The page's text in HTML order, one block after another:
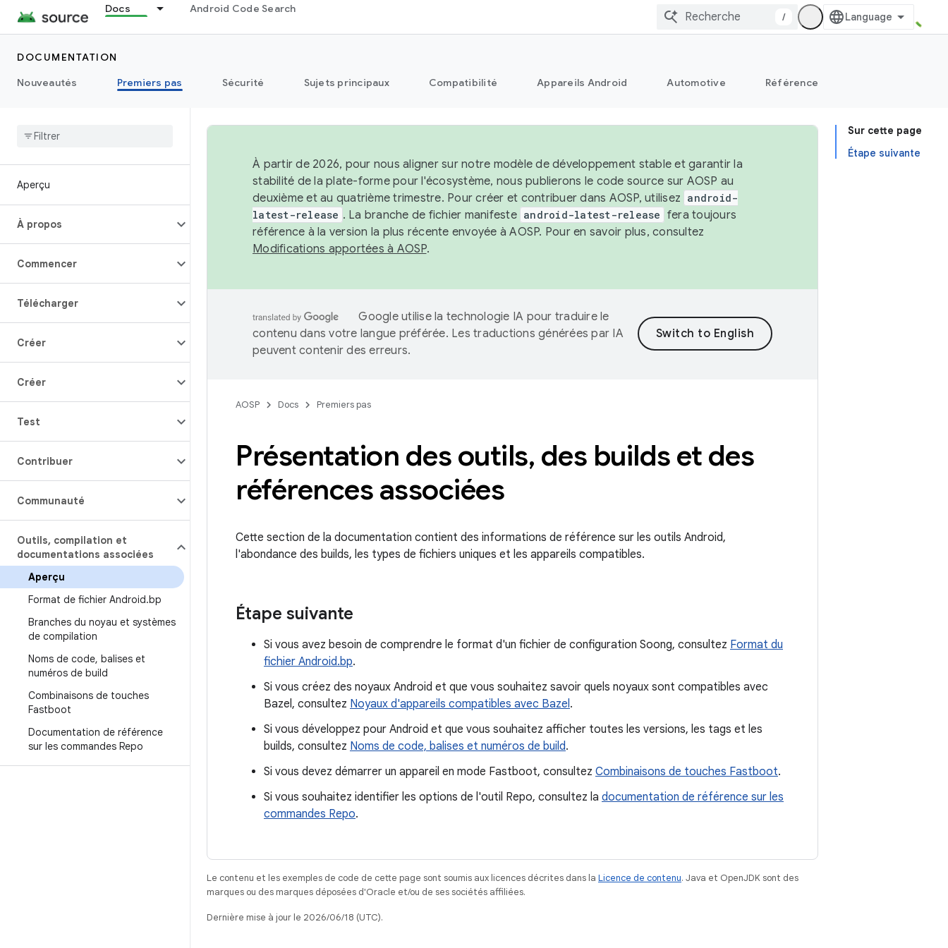
Docs Android Code Search
/
DOCUMENTATION
Nouveautés
Premiers pas Sécurité Sujets principaux Compatibilité Appareils Android Automotive Référence
Aperçu
À propos
Commencer
Télécharger
Créer
Créer
Test
Contribuer
Communauté
Outils, compilation et
documentations associées
Aperçu
Format de fichier Android.bp
Branches du noyau et systèmes
de compilation
Noms de code, balises et
numéros de build
Combinaisons de touches
Fastboot
Documentation de référence
sur les commandes Repo
Sur cette page
Étape suivante
À partir de 2026, pour nous aligner sur notre modèle de développement stable et garantir la
stabilité de la plate-forme pour l'écosystème, nous publierons le code source sur AOSP au
deuxième et au quatrième trimestre. Pour créer et contribuer dans AOSP, utilisez android-
latest-release . La branche de fichier manifeste android-latest-release fera toujours
référence à la version la plus récente envoyée à AOSP. Pour en savoir plus, consultez
Modifications apportées à AOSP.
Google utilise la technologie IA pour traduire le
contenu dans votre langue préférée. Les traductions générées par IA
peuvent contenir des erreurs.
AOSP Docs Premiers pas
Présentation des outils, des builds et des
références associées
Cette section de la documentation contient des informations de référence sur les outils Android,
l'abondance des builds, les types de fichiers uniques et les appareils compatibles.
Étape suivante
Si vous avez besoin de comprendre le format d'un fichier de configuration Soong, consultez Format du
fichier Android.bp.
Si vous créez des noyaux Android et que vous souhaitez savoir quels noyaux sont compatibles avec
Bazel, consultez Noyaux d'appareils compatibles avec Bazel.
Si vous développez pour Android et que vous souhaitez afficher toutes les versions, les tags et les
builds, consultez Noms de code, balises et numéros de build.
Si vous devez démarrer un appareil en mode Fastboot, consultez Combinaisons de touches Fastboot.
Si vous souhaitez identifier les options de l'outil Repo, consultez la documentation de référence sur les
commandes Repo.
Le contenu et les exemples de code de cette page sont soumis aux licences décrites dans la Licence de contenu. Java et OpenJDK sont des
marques ou des marques déposées d'Oracle et/ou de ses sociétés affiliées.
Dernière mise à jour le 2026/06/18 (UTC).